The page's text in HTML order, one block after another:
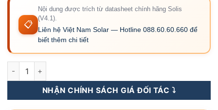
📋
Nội dung được trích từ datasheet chính hãng Solis
(V4.1).
Liên hệ Việt Nam Solar — Hotline 088.60.60.660 để
biết thêm chi tiết
S6-EH3P125K10-NV-YD-H - Inverter Hybrid Solis 125kW 3
NHẬN CHÍNH SÁCH GIÁ ĐỐI TÁC ⤵️